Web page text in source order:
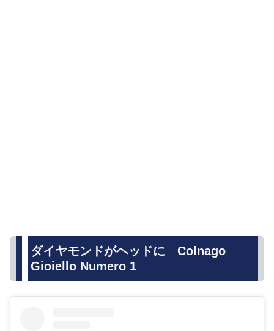
ダイヤモンドがヘッドに Colnago
Gioiello Numero 1